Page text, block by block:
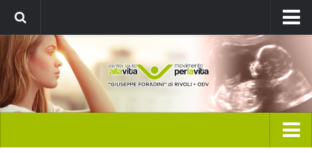
Registrati